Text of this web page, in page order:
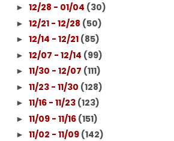
► 12/28 - 01/04 (30)
► 12/21 - 12/28 (50)
► 12/14 - 12/21 (85)
► 12/07 - 12/14 (99)
► 11/30 - 12/07 (111)
► 11/23 - 11/30 (128)
► 11/16 - 11/23 (123)
► 11/09 - 11/16 (151)
► 11/02 - 11/09 (142)